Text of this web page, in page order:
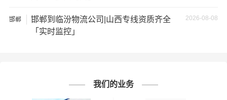
邯郸 2026-08-08
邯郸到临汾物流公司|山西专线资质齐全
「实时监控」
我们的业务